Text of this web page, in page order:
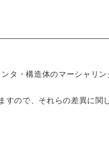
タ・構造体のマーシャリ
ので、それらの差異に関